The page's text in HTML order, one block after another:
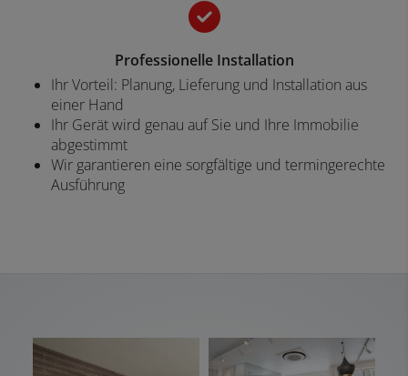
Professionelle Installation
Ihr Vorteil: Planung, Lieferung und Installation aus
einer Hand
Ihr Gerät wird genau auf Sie und Ihre Immobilie
abgestimmt
Wir garantieren eine sorgfältige und termingerechte
Ausführung